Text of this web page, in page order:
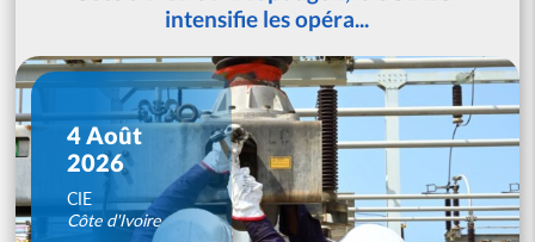
intensifie les opéra...
4 Août
2026
CIE
Côte d'Ivoire